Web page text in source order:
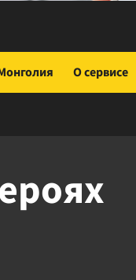
О сервисе